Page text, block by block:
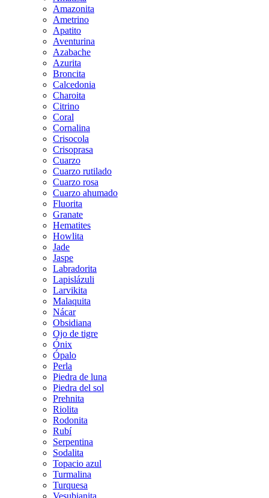
Amazonita
Ametrino
Apatito
Aventurina
Azabache
Azurita
Broncita
Calcedonia
Charoita
Citrino
Coral
Cornalina
Crisocola
Crisoprasa
Cuarzo
Cuarzo rutilado
Cuarzo rosa
Cuarzo ahumado
Fluorita
Granate
Hematites
Howlita
Jade
Jaspe
Labradorita
Lapislázuli
Larvikita
Malaquita
Nácar
Obsidiana
Ojo de tigre
Ónix
Ópalo
Perla
Piedra de luna
Piedra del sol
Prehnita
Riolita
Rodonita
Rubí
Serpentina
Sodalita
Topacio azul
Turmalina
Turquesa
Vesubianita